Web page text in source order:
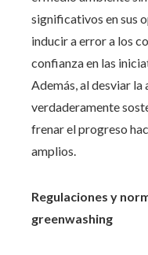
significativos en sus
inducir a error a los
confianza en las
Además, al desviar
verdaderamente
frenar el progreso
amplios.​
Regulaciones y
greenwashing